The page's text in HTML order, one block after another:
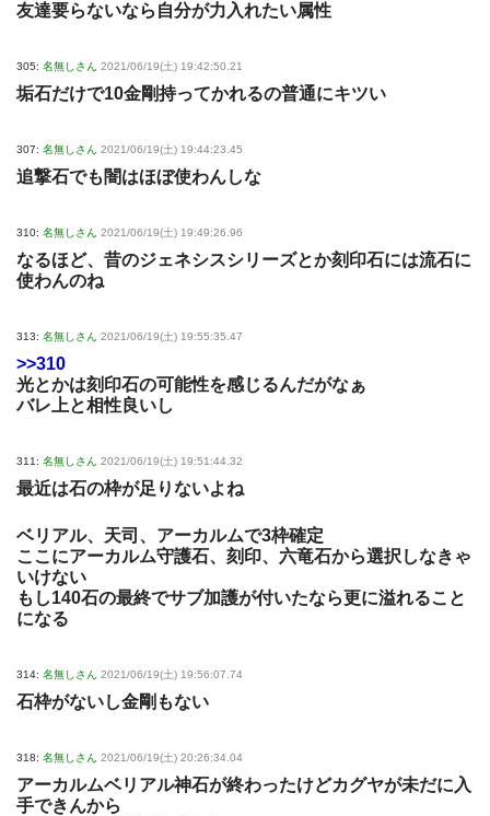
友達要らないなら自分が力入れたい属性
305: 名無しさん 2021/06/19(土) 19:42:50.21
垢石だけで10金剛持ってかれるの普通にキツい
307: 名無しさん 2021/06/19(土) 19:44:23.45
追撃石でも闇はほぼ使わんしな
310: 名無しさん 2021/06/19(土) 19:49:26.96
なるほど、昔のジェネシスシリーズとか刻印石には流石に
使わんのね
313: 名無しさん 2021/06/19(土) 19:55:35.47
>>310
光とかは刻印石の可能性を感じるんだがなぁ
バレ上と相性良いし
311: 名無しさん 2021/06/19(土) 19:51:44.32
最近は石の枠が足りないよね
ベリアル、天司、アーカルムで3枠確定
ここにアーカルム守護石、刻印、六竜石から選択しなきゃ
いけない
もし140石の最終でサブ加護が付いたなら更に溢れること
になる
314: 名無しさん 2021/06/19(土) 19:56:07.74
石枠がないし金剛もない
318: 名無しさん 2021/06/19(土) 20:26:34.04
アーカルムベリアル神石が終わったけどカグヤが未だに入
手できんから